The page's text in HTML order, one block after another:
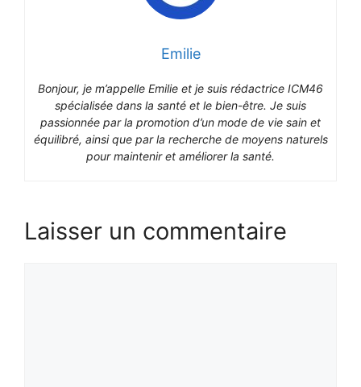
Emilie
Bonjour, je m’appelle Emilie et je suis rédactrice ICM46
spécialisée dans la santé et le bien-être. Je suis
passionnée par la promotion d’un mode de vie sain et
équilibré, ainsi que par la recherche de moyens naturels
pour maintenir et améliorer la santé.
Laisser un commentaire